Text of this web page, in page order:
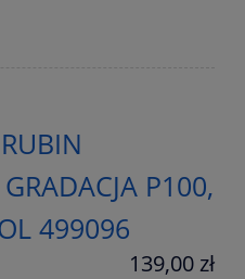
P100,
499096
139,00 zł